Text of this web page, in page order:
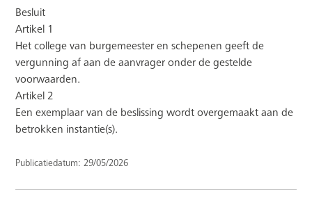
Besluit
Artikel 1
Het college van burgemeester en schepenen geeft de
vergunning af aan de aanvrager onder de gestelde
voorwaarden.
Artikel 2
Een exemplaar van de beslissing wordt overgemaakt aan de
betrokken instantie(s).
Publicatiedatum: 29/05/2026